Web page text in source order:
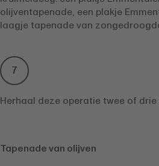
olijventapenade, een plakje
laagje tapenade van
Herhaal deze operatie twee of drie
Tapenade van olijven